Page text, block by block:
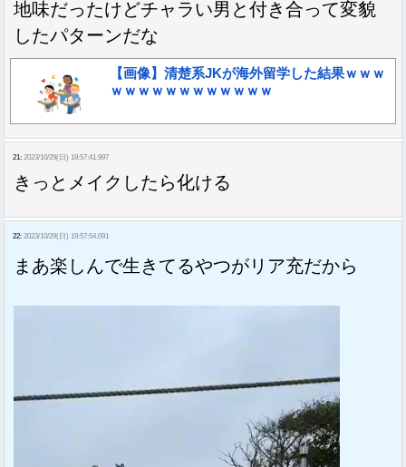
地味だったけどチャラい男と付き合って変貌
したパターンだな
【画像】清楚系JKが海外留学した結果ｗｗｗ
ｗｗｗｗｗｗｗｗｗｗｗｗ
21: 2023/10/29(日) 19:57:41.997
きっとメイクしたら化ける
22: 2023/10/29(日) 19:57:54.091
まあ楽しんで生きてるやつがリア充だから